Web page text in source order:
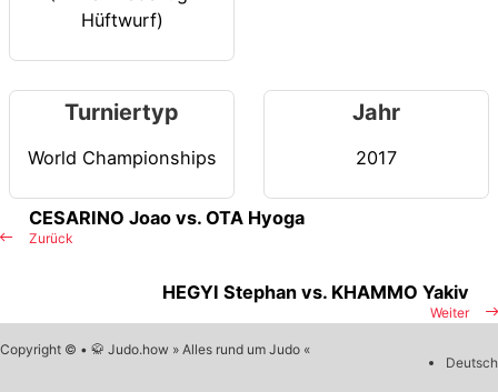
Hüftwurf)
Turniertyp
World Championships
Jahr
2017
Zurück
CESARINO Joao vs. OTA Hyoga
Weiter
HEGYI Stephan vs. KHAMMO Yakiv
Copyright © • 🥋 Judo.how » Alles rund um Judo «
Deutsch